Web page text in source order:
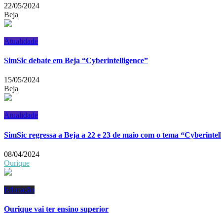
22/05/2024
Beja
Atualidade
SimSic debate em Beja “Cyberintelligence”
15/05/2024
Beja
Atualidade
SimSic regressa a Beja a 22 e 23 de maio com o tema
08/04/2024
Ourique
Educação
Ourique vai ter ensino superior